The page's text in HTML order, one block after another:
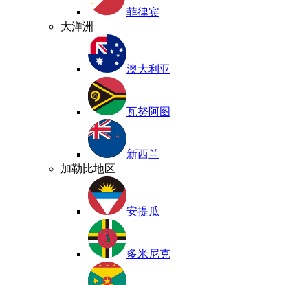
菲律宾
大洋洲
澳大利亚
瓦努阿图
新西兰
加勒比地区
安提瓜
多米尼克